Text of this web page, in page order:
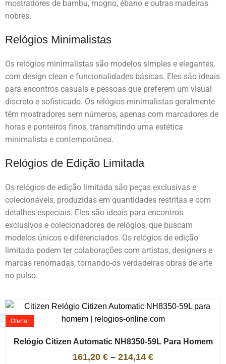
mostradores de bambu, mogno, ébano e outras madeiras
nobres.
Relógios Minimalistas
Os relógios minimalistas são modelos simples e elegantes,
com design clean e funcionalidades básicas. Eles são ideais
para encontros casuais e pessoas que preferem um visual
discreto e sofisticado. Os relógios minimalistas geralmente
têm mostradores sem números, apenas com marcadores de
horas e ponteiros finos, transmitindo uma estética
minimalista e contemporânea.
Relógios de Edição Limitada
Os relógios de edição limitada são peças exclusivas e
colecionáveis, produzidas em quantidades restritas e com
detalhes especiais. Eles são ideais para encontros
exclusivos e colecionadores de relógios, que buscam
modelos únicos e diferenciados. Os relógios de edição
limitada podem ter colaborações com artistas, designers e
marcas renomadas, tornando-os verdadeiras obras de arte
no pulso.
Relógio Citizen Automatic NH8350-59L Para Homem
Oferta!
161,20 € – 214,14 €